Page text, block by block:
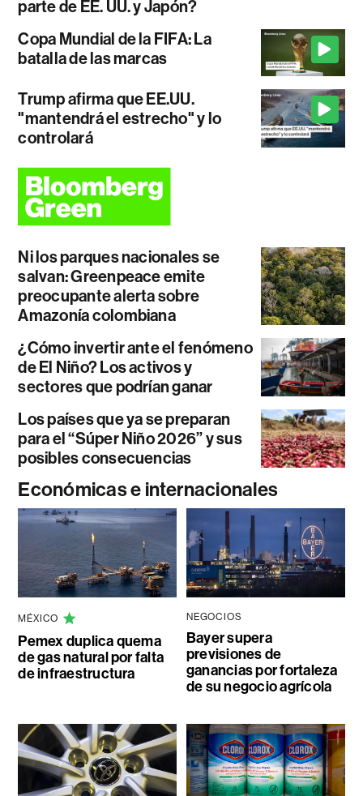
parte de EE. UU. y Japón?
Copa Mundial de la FIFA: La
batalla de las marcas
Trump afirma que EE.UU.
"mantendrá el estrecho" y lo
controlará
Ni los parques nacionales se
salvan: Greenpeace emite
preocupante alerta sobre
Amazonía colombiana
¿Cómo invertir ante el fenómeno
de El Niño? Los activos y
sectores que podrían ganar
Los países que ya se preparan
para el “Súper Niño 2026” y sus
posibles consecuencias
Económicas e internacionales
MÉXICO
Pemex duplica quema
de gas natural por falta
de infraestructura
NEGOCIOS
Bayer supera
previsiones de
ganancias por fortaleza
de su negocio agrícola